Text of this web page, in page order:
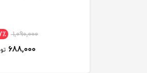
1,090,000 37٪
688,000 تومان